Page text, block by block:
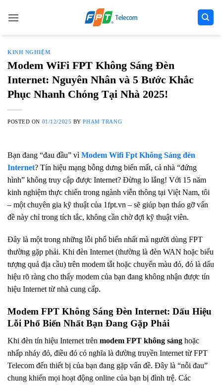
KINH NGHIỆM
Modem WiFi FPT Không Sáng Đèn
Internet: Nguyên Nhân và 5 Bước Khắc
Phục Nhanh Chóng Tại Nhà 2025!
POSTED ON 01/12/2025 BYPHẠM TRANG
Bạn đang “đau đầu” vì Modem Wifi Fpt Không Sáng đèn
Internet? Tín hiệu mạng bỗng dưng biến mất, cả nhà “đứng
hình” không truy cập được Internet? Đừng lo lắng! Với 15 năm
kinh nghiệm thực chiến trong ngành viễn thông tại Việt Nam, tôi
– một chuyên gia kỹ thuật của 1fpt.vn – sẽ giúp bạn tháo gỡ vấn
đề này chỉ trong tích tắc, không cần chờ đợi kỹ thuật viên.
Đây là một trong những lỗi phổ biến nhất mà người dùng FPT
thường gặp phải. Khi đèn Internet (thường là đèn WAN hoặc biểu
tượng quả địa cầu) trên modem tắt hoặc chuyển màu đỏ, đó là dấu
hiệu rõ ràng cho thấy modem của bạn đang không nhận được tín
hiệu Internet từ nhà cung cấp.
Modem FPT Không Sáng Đèn Internet: Dấu Hiệu
Lỗi Phổ Biến Nhất Bạn Đang Gặp Phải
Khi đèn tín hiệu Internet trên modem FPT không sáng hoặc
nhấp nháy đỏ, điều đó có nghĩa là đường truyền Internet từ FPT
Telecom đến thiết bị của bạn đang gặp vấn đề. Đây là “nỗi đau”
chung khiến mọi hoạt động online của bạn bị đình trệ. Các